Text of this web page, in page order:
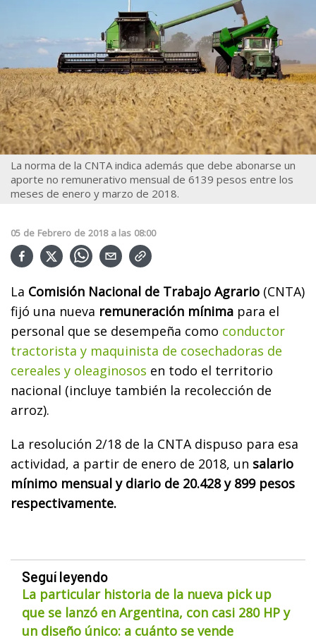
La norma de la CNTA indica además que debe abonarse un
aporte no remunerativo mensual de 6139 pesos entre los
meses de enero y marzo de 2018.
05 de Febrero de 2018 a las 08:00
La Comisión Nacional de Trabajo Agrario (CNTA)
fijó una nueva remuneración mínima para el
personal que se desempeña como conductor
tractorista y maquinista de cosechadoras de
cereales y oleaginosos en todo el territorio
nacional (incluye también la recolección de
arroz).
La resolución 2/18 de la CNTA dispuso para esa
actividad, a partir de enero de 2018, un salario
mínimo mensual y diario de 20.428 y 899 pesos
respectivamente.
Seguí leyendo
La particular historia de la nueva pick up
que se lanzó en Argentina, con casi 280 HP y
un diseño único: a cuánto se vende